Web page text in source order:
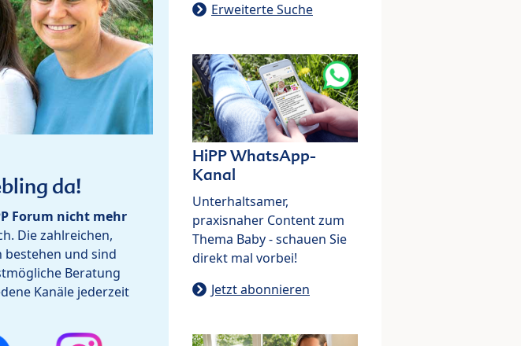
da!
Forum nicht mehr
Die zahlreichen,
bestehen und sind
Beratung
Kanäle jederzeit
Erweiterte Suche
HiPP WhatsApp-
Kanal
Unterhaltsamer,
praxisnaher Content zum
Thema Baby - schauen Sie
direkt mal vorbei!
Jetzt abonnieren